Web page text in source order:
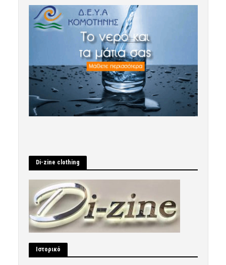
Di-zine clothing
Ιστορικό